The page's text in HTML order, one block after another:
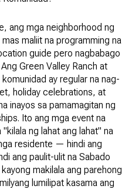
ang mga neighborhood ng
maliit na programming na
guide pero nagbabago
Green Valley Ranch at
ay regular na nag-
holiday celebrations, at
inayos sa pamamagitan ng
Ito ang mga event na
ng lahat ang lahat" na
residente — hindi ang
ang paulit-ulit na Sabado
makilala ang parehong
lumilipat kasama ang